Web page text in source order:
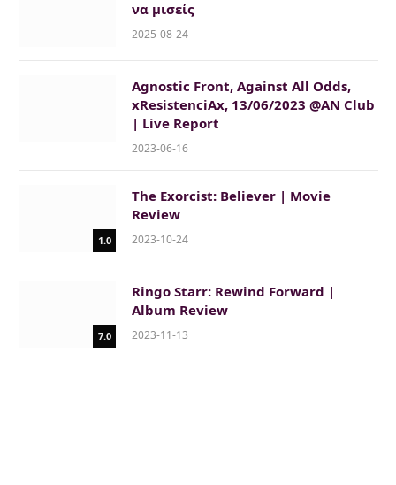
να μισείς
2025-08-24
Agnostic Front, Against All Odds,
xResistenciAx, 13/06/2023 @AN Club
| Live Report
2023-06-16
1.0
The Exorcist: Believer | Movie
Review
2023-10-24
7.0
Ringo Starr: Rewind Forward |
Album Review
2023-11-13